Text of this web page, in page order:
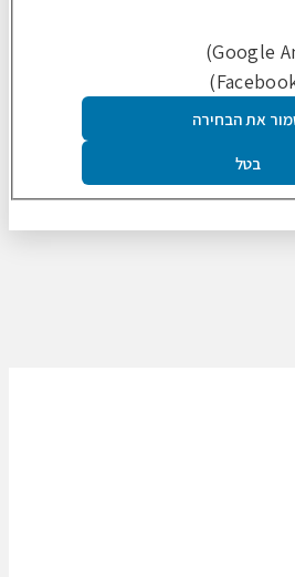
את הבחירה
בטל